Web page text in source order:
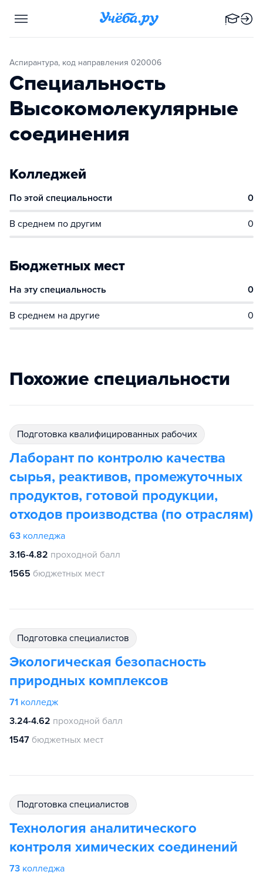
Аспирантура, код направления 020006
Специальность
Высокомолекулярные
соединения
Колледжей
По этой специальности 0
В среднем по другим 0
Бюджетных мест
На эту специальность 0
В среднем на другие 0
Похожие специальности
подготовка квалифицированных рабочих
Лаборант по контролю качества
сырья, реактивов, промежуточных
продуктов, готовой продукции,
отходов производства (по отраслям)
63 колледжа
3.16-4.82 проходной балл
1565 бюджетных мест
подготовка специалистов
Экологическая безопасность
природных комплексов
71 колледж
3.24-4.62 проходной балл
1547 бюджетных мест
подготовка специалистов
Технология аналитического
контроля химических соединений
73 колледжа